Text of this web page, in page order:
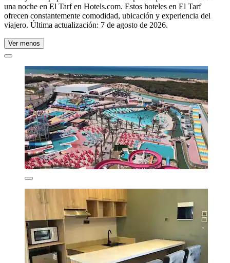
una noche en El Tarf en Hotels.com. Estos hoteles en El Tarf
ofrecen constantemente comodidad, ubicación y experiencia del
viajero. Última actualización: 7 de agosto de 2026.
Ver menos